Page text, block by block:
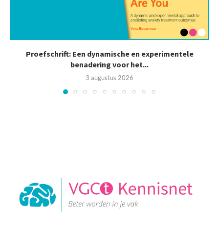
Proefschrift: Een dynamische en experimentele
benadering voor het...
3 augustus 2026